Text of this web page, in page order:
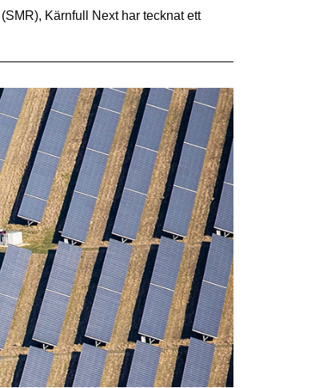
Kärnfull Next har tecknat ett